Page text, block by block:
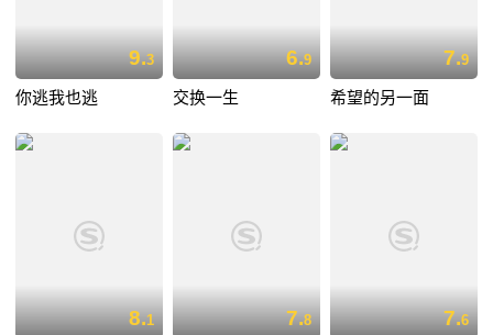
9.3
你逃我也逃
6.9
交换一生
7.9
希望的另一面
8.1 7.8 7.6